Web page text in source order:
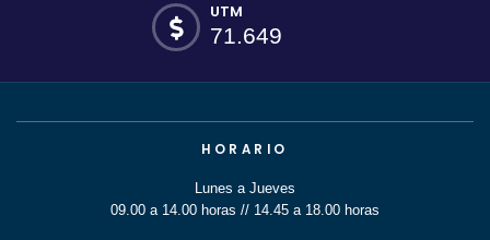
UTM
71.649
HORARIO
Lunes a Jueves
09.00 a 14.00 horas // 14.45 a 18.00 horas